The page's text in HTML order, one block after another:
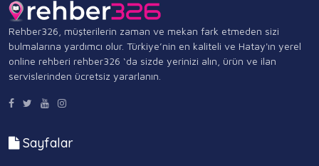
Rehber326, müşterilerin zaman ve mekan fark etmeden sizi
bulmalarına yardımcı olur. Türkiye’nin en kaliteli ve Hatay'ın yerel
online rehberi rehber326 ‘da sizde yerinizi alın, ürün ve ilan
servislerinden ücretsiz yararlanın.
Sayfalar